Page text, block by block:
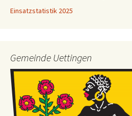
Einsatzstatistik 2025
Gemeinde Uettingen